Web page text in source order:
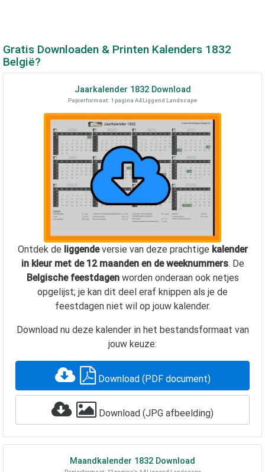
Gratis Downloaden & Printen Kalenders 1832
België?
Jaarkalender 1832Download
Papierformaat: 1 pagina A4 Liggend Landscape
Ontdek de liggendeversie van deze prachtige kalender
in kleur met de 12 maanden en de weeknummers. De
Belgische feestdagenworden onderaan ook netjes
opgelijst; je kan dit deel eraf knippen als je de
feestdagen niet wil op jouw kalender.
Download nu deze kalender in het bestandsformaat van
jouw keuze:
Download (PDF document)
Download (JPG afbeelding)
Maandkalender 1832 Download